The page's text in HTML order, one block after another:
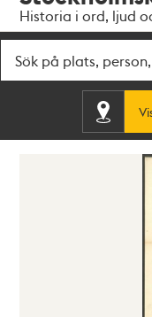
navigationen
huvudinnehållet
Historia i ord, ljud